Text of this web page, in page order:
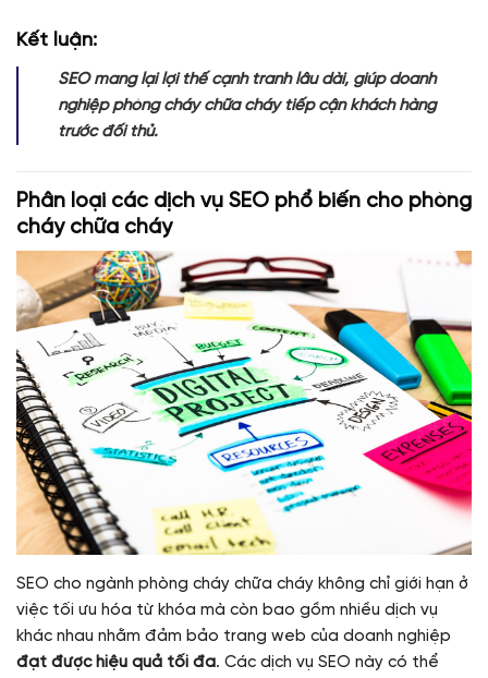
Kết luận:
SEO mang lại lợi thế cạnh tranh lâu dài, giúp doanh
nghiệp phòng cháy chữa cháy tiếp cận khách hàng
trước đối thủ.
Phân loại các dịch vụ SEO phổ biến cho phòng
cháy chữa cháy
SEO cho ngành phòng cháy chữa cháy không chỉ giới hạn ở
việc tối ưu hóa từ khóa mà còn bao gồm nhiều dịch vụ
khác nhau nhằm đảm bảo trang web của doanh nghiệp
đạt được hiệu quả tối đa. Các dịch vụ SEO này có thể